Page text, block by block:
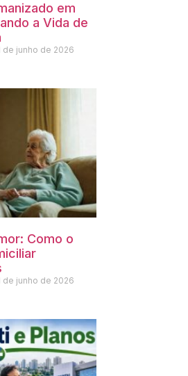
em
a Vida de
de junho de 2026
Como o
de junho de 2026